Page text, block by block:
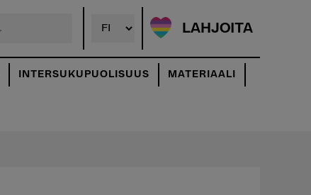
LAHJOITA
INTERSUKUPUOLISUUS MATERIAALI